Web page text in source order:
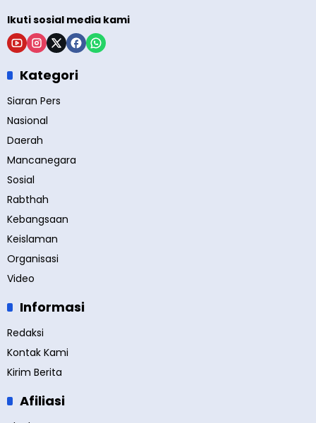
Ikuti sosial media kami
Kategori
Siaran Pers
Nasional
Daerah
Mancanegara
Sosial
Rabthah
Kebangsaan
Keislaman
Organisasi
Video
Informasi
Redaksi
Kontak Kami
Kirim Berita
Afiliasi